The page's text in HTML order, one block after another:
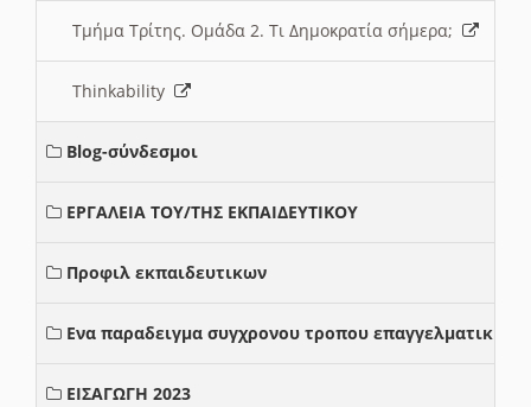
Τμήμα Τρίτης. Ομάδα 2. Τι Δημοκρατία σήμερα;
Thinkability
Blog-σύνδεσμοι
ΕΡΓΑΛΕΙΑ ΤΟΥ/ΤΗΣ ΕΚΠΑΙΔΕΥΤΙΚΟΥ
Προφιλ εκπαιδευτικων
Ενα παραδειγμα συγχρονου τροπου επαγγελματικης
ΕΙΣΑΓΩΓΗ 2023